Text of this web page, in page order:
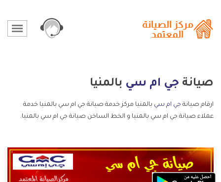
صيانة جي ام سي بالمنيا
ارقام صيانة جي ام سي بالمنيا مركز خدمة صيانة جي ام سي بالمنيا خدمة
عملاء صيانة جي ام سي بالمنيا و الخط الساخن صيانة جي ام سي بالمنيا.